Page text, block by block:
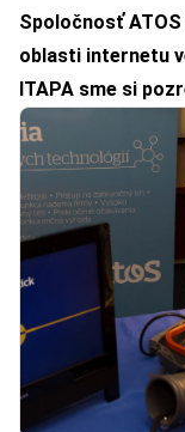
Spoločnosť
oblasti internetu
ITAPA sme si